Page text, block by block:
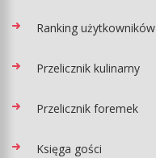
Ranking użytkowników
Przelicznik kulinarny
Przelicznik foremek
Księga gości